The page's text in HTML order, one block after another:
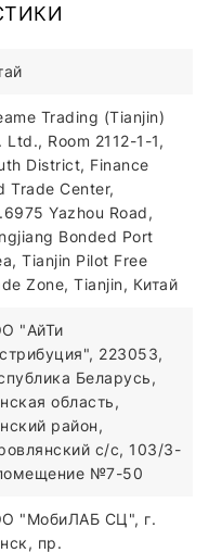
Trading (Tianjin)
Ltd., Room 2112-1-1,
District, Finance
Trade Center,
Yazhou Road,
Bonded Port
Tianjin Pilot Free
Zone, Tianjin, Китай
"АйТи
223053,
Беларусь,
область,
район,
с/с, 103/3-
№7-50
"МобиЛАБ СЦ", г.
пр.